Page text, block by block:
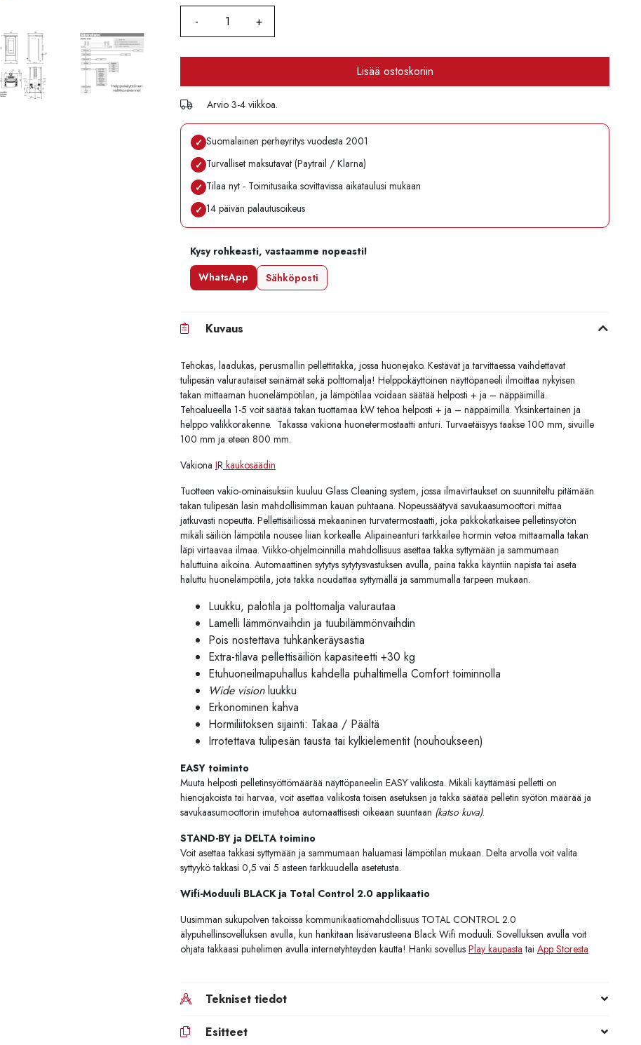
Lisää ostoskoriin
Arvio 3-4 viikkoa.
✓ Suomalainen perheyritys vuodesta 2001
✓ Turvalliset maksutavat (Paytrail / Klarna)
✓ Tilaa nyt - Toimitusaika sovittavissa aikataulusi mukaan
✓ 14 päivän palautusoikeus
Kysy rohkeasti, vastaamme nopeasti!
WhatsApp
Sähköposti
Kuvaus
Tehokas, laadukas, perusmallin pellettitakka, jossa huonejako. Kestävät ja tarvittaessa vaihdettavat
tulipesän valurautaiset seinämät sekä polttomalja! Helppokäyttöinen näyttöpaneeli ilmoittaa nykyisen
takan mittaaman huonelämpötilan, ja lämpötilaa voidaan säätää helposti + ja – näppäimillä.
Tehoalueella 1-5 voit säätää takan tuottamaa kW tehoa helposti + ja – näppäimillä. Yksinkertainen ja
helppo valikkorakenne. Takassa vakiona huonetermostaatti anturi. Turvaetäisyys taakse 100 mm, sivuille
100 mm ja eteen 800 mm.
Vakiona IR kaukosäädin
Tuotteen vakio-ominaisuksiin kuuluu Glass Cleaning system, jossa ilmavirtaukset on suunniteltu pitämään
takan tulipesän lasin mahdollisimman kauan puhtaana. Nopeussäätyvä savukaasumoottori mittaa
jatkuvasti nopeutta. Pellettisäiliössä mekaaninen turvatermostaatti, joka pakkokatkaisee pelletinsyötön
mikäli säiliön lämpötila nousee liian korkealle. Alipaineanturi tarkkailee hormin vetoa mittaamalla takan
läpi virtaavaa ilmaa. Viikko-ohjelmoinnilla mahdollisuus asettaa takka syttymään ja sammumaan
haluttuina aikoina. Automaattinen sytytys sytytysvastuksen avulla, paina takka käyntiin napista tai aseta
haluttu huonelämpötila, jota takka noudattaa syttymällä ja sammumalla tarpeen mukaan.
Luukku, palotila ja polttomalja valurautaa
Lamelli lämmönvaihdin ja tuubilämmönvaihdin
Pois nostettava tuhkankeräysastia
Extra-tilava pellettisäiliön kapasiteetti +30 kg
Etuhuoneilmapuhallus kahdella puhaltimella Comfort toiminnolla
Wide vision luukku
Erkonominen kahva
Hormiliitoksen sijainti: Takaa / Päältä
Irrotettava tulipesän tausta tai kylkielementit (nouhoukseen)
EASY toiminto
Muuta helposti pelletinsyöttömäärää näyttöpaneelin EASY valikosta. Mikäli käyttämäsi pelletti on
hienojakoista tai harvaa, voit asettaa valikosta toisen asetuksen ja takka säätää pelletin syötön määrää ja
savukaasumoottorin imutehoa automaattisesti oikeaan suuntaan (katso kuva).
STAND-BY ja DELTA toimino
Voit asettaa takkasi syttymään ja sammumaan haluamasi lämpötilan mukaan. Delta arvolla voit valita
syttyykö takkasi 0,5 vai 5 asteen tarkkuudella asetetusta.
Wifi-Moduuli BLACK ja Total Control 2.0 applikaatio
Uusimman sukupolven takoissa kommunikaatiomahdollisuus TOTAL CONTROL 2.0
älypuhellinsovelluksen avulla, kun hankitaan lisävarusteena Black Wifi moduuli. Sovelluksen avulla voit
ohjata takkaasi puhelimen avulla internetyhteyden kautta! Hanki sovellus Play kaupasta tai App Storesta
Tekniset tiedot
Esitteet